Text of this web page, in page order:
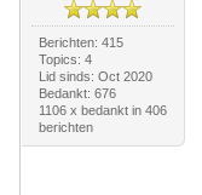
Berichten: 415
Topics: 4
Lid sinds: Oct 2020
Bedankt: 676
1106 x bedankt in 406
berichten